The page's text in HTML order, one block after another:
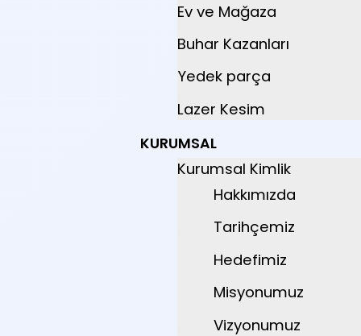
Ev ve Mağaza
Buhar Kazanları
Yedek parça
Lazer Kesim
KURUMSAL
Kurumsal Kimlik
Hakkımızda
Tarihçemiz
Hedefimiz
Misyonumuz
Vizyonumuz